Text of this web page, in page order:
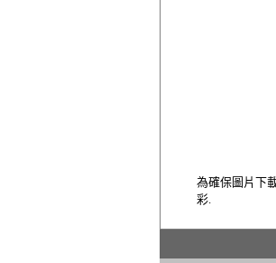
為確保圖片下
彩.